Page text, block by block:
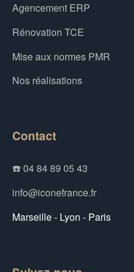
Agencement ERP
Rénovation TCE
Mise aux normes PMR
Nos réalisations
Contact
☎️ 04 84 89 05 43
info@iconefrance.fr
Marseille - Lyon - Paris